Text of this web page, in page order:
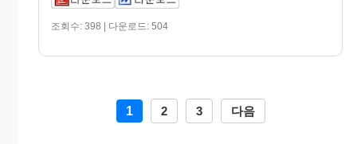
조회수: 398 | 다운로드: 504
1 2 3 다음